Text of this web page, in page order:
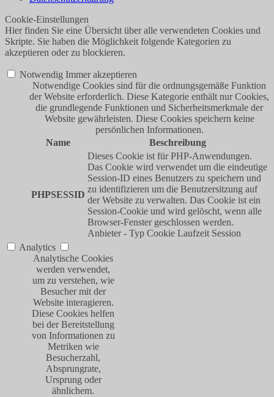
Cookie-Einstellungen
Hier finden Sie eine Übersicht über alle verwendeten Cookies und
Skripte. Sie haben die Möglichkeit folgende Kategorien zu
akzeptieren oder zu blockieren.
Notwendig Immer akzeptieren
Notwendige Cookies sind für die ordnungsgemäße Funktion
der Website erforderlich. Diese Kategorie enthält nur Cookies,
die grundlegende Funktionen und Sicherheitsmerkmale der
Website gewährleisten. Diese Cookies speichern keine
persönlichen Informationen.
Name
Beschreibung
PHPSESSID
Dieses Cookie ist für PHP-Anwendungen.
Das Cookie wird verwendet um die eindeutige
Session-ID eines Benutzers zu speichern und
zu identifizieren um die Benutzersitzung auf
der Website zu verwalten. Das Cookie ist ein
Session-Cookie und wird gelöscht, wenn alle
Browser-Fenster geschlossen werden.
Anbieter - Typ Cookie Laufzeit Session
Analytics
Analytische Cookies
werden verwendet,
um zu verstehen, wie
Besucher mit der
Website interagieren.
Diese Cookies helfen
bei der Bereitstellung
von Informationen zu
Metriken wie
Besucherzahl,
Absprungrate,
Ursprung oder
ähnlichem.